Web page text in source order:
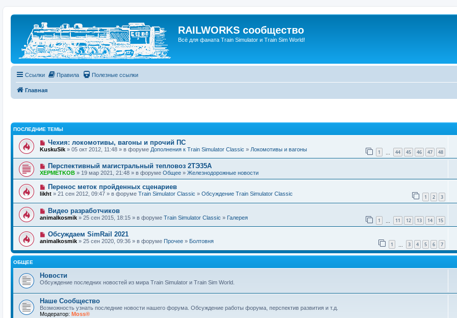
RAILWORKS сообщество
Всё для фаната Train Simulator и Train Sim World!
Ссылки Правила Полезные ссылки
Главная
ПОСЛЕДНИЕ ТЕМЫ
Чехия: локомотивы, вагоны и прочий ПС
1 44 45 46 47 48
KuskuSik » 05 окт 2012, 11:48 » в форуме Дополнения к Train Simulator Classic » Локомотивы и вагоны
Перспективный магистральный тепловоз 2ТЭ35А
XEPMETKOB » 19 мар 2021, 21:48 » в форуме Общее » Железнодорожные новости
Перенос меток пройденных сценариев
1 2 3
likht » 21 сен 2012, 09:47 » в форуме Train Simulator Classic » Обсуждение Train Simulator Classic
Видео разработчиков
1 11 12 13 14 15
animalkosmik » 25 сен 2015, 18:15 » в форуме Train Simulator Classic » Галерея
Обсуждаем SimRail 2021
1 3 4 5 6 7
animalkosmik » 25 сен 2020, 09:36 » в форуме Прочее » Болтовня
ОБЩЕЕ
Новости
Обсуждение последних новостей из мира Train Simulator и Train Sim World.
Наше Сообщество
Возможность узнать последние новости нашего форума. Обсуждение работы форума, перспектив развития и т.д.
Модератор: Moss®